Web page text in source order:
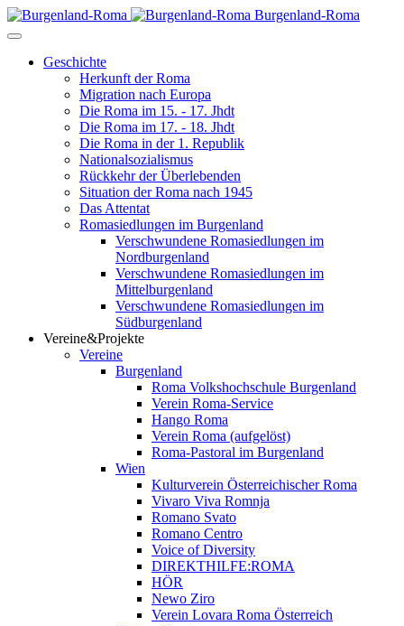
Burgenland-Roma
Geschichte
Herkunft der Roma
Migration nach Europa
Die Roma im 15. - 17. Jhdt
Die Roma im 17. - 18. Jhdt
Die Roma in der 1. Republik
Nationalsozialismus
Rückkehr der Überlebenden
Situation der Roma nach 1945
Das Attentat
Romasiedlungen im Burgenland
Verschwundene Romasiedlungen im
Nordburgenland
Verschwundene Romasiedlungen im
Mittelburgenland
Verschwundene Romasiedlungen im
Südburgenland
Vereine&Projekte
Vereine
Burgenland
Roma Volkshochschule Burgenland
Verein Roma-Service
Hango Roma
Verein Roma (aufgelöst)
Roma-Pastoral im Burgenland
Wien
Kulturverein Österreichischer Roma
Vivaro Viva Romnja
Romano Svato
Romano Centro
Voice of Diversity
DIREKTHILFE:ROMA
HÖR
Newo Ziro
Verein Lovara Roma Österreich